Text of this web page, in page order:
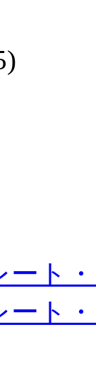
ート
ート